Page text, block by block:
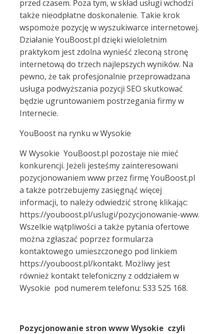
przed czasem. Poza tym, w skład usługi wchodzi
także nieodpłatne doskonalenie. Takie krok
wspomoże pozycję w wyszukiwarce internetowej.
Działanie YouBoost.pl dzięki wieloletnim
praktykom jest zdolna wynieść zleconą stronę
internetową do trzech najlepszych wyników. Na
pewno, że tak profesjonalnie przeprowadzana
usługa podwyższania pozycji SEO skutkować
będzie ugruntowaniem postrzegania firmy w
Internecie.
YouBoost na rynku w Wysokie
W Wysokie YouBoost.pl pozostaje nie mieć
konkurencji. Jeżeli jesteśmy zainteresowani
pozycjonowaniem www przez firmę YouBoost.pl
a także potrzebujemy zasięgnąć więcej
informacji, to należy odwiedzić stronę klikając:
https://youboost.pl/uslugi/pozycjonowanie-www.
Wszelkie wątpliwości a także pytania ofertowe
można zgłaszać poprzez formularza
kontaktowego umieszczonego pod linkiem
https://youboost.pl/kontakt. Możliwy jest
również kontakt telefoniczny z oddziałem w
Wysokie pod numerem telefonu: 533 525 168.
Pozycjonowanie stron www Wysokie czyli